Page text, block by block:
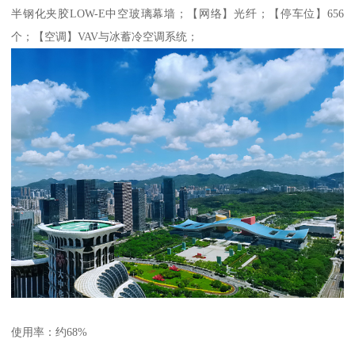
半钢化夹胶LOW-E中空玻璃幕墙；【网络】光纤；【停车位】656
个；【空调】VAV与冰蓄冷空调系统；
使用率：约68%